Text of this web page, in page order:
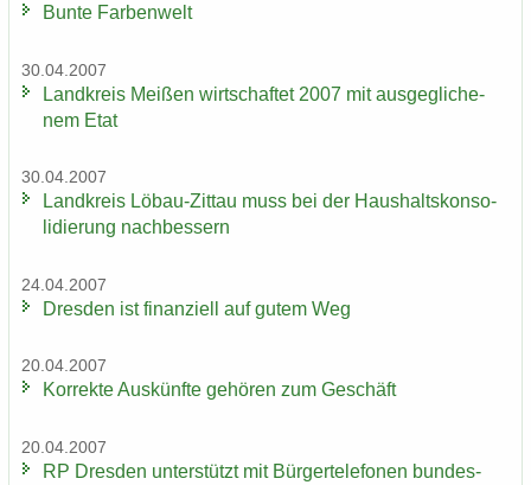
Bunte Far­ben­welt
30.04.2007
Land­kreis Mei­ßen wirt­schaf­tet 2007 mit aus­ge­gli­che­
nem Etat
30.04.2007
Land­kreis Löbau-​Zittau muss bei der Haus­halts­kon­so­
li­die­rung nach­bes­sern
24.04.2007
Dres­den ist fi­nan­zi­ell auf gutem Weg
20.04.2007
Kor­rek­te Aus­künf­te ge­hö­ren zum Ge­schäft
20.04.2007
RP Dres­den un­ter­stützt mit Bür­ger­te­le­fo­nen bun­des­